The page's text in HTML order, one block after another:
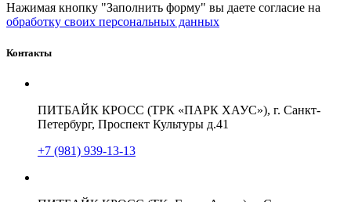
Нажимая кнопку "Заполнить форму" вы даете согласие на
обработку своих персональных данных
Контакты
ПИТБАЙК КРОСС (ТРК «ПАРК ХАУС»), г. Санкт-
Петербург, Проспект Культуры д.41
+7 (981) 939-13-13